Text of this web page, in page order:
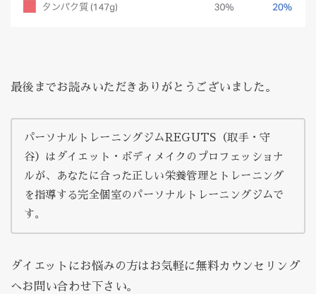
最後までお読みいただきありがとうございました。
パーソナルトレーニングジムREGUTS（取手・守
谷）はダイエット・ボディメイクのプロフェッショナ
ルが、あなたに合った正しい栄養管理とトレーニング
を指導する完全個室のパーソナルトレーニングジムで
す。
ダイエットにお悩みの方はお気軽に無料カウンセリング
へお問い合わせ下さい。